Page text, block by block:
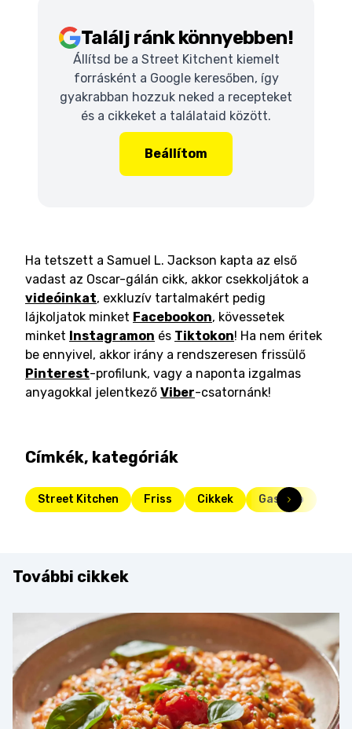
Találj ránk könnyebben!
Állítsd be a Street Kitchent kiemelt
forrásként a Google keresőben, így
gyakrabban hozzuk neked a recepteket
és a cikkeket a találataid között.
Beállítom
Ha tetszett a Samuel L. Jackson kapta az első
vadast az Oscar-gálán cikk, akkor csekkoljátok a
videóinkat, exkluzív tartalmakért pedig
lájkoljatok minket Facebookon, kövessetek
minket Instagramon és Tiktokon! Ha nem éritek
be ennyivel, akkor irány a rendszeresen frissülő
Pinterest-profilunk, vagy a naponta izgalmas
anyagokkal jelentkező Viber-csatornánk!
Címkék, kategóriák
Street Kitchen Friss Cikkek Gasztro
További cikkek